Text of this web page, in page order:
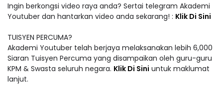
Ingin berkongsi video raya anda? Sertai telegram Akademi
Youtuber dan hantarkan video anda sekarang! : Klik Di Sini
TUISYEN PERCUMA?
Akademi Youtuber telah berjaya melaksanakan lebih 6,000
Siaran Tuisyen Percuma yang disampaikan oleh guru-guru
KPM & Swasta seluruh negara. Klik Di Sini untuk maklumat
lanjut.